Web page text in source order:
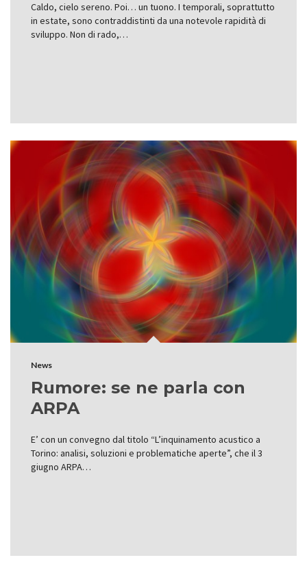
Caldo, cielo sereno. Poi… un tuono. I temporali, soprattutto
in estate, sono contraddistinti da una notevole rapidità di
sviluppo. Non di rado,…
News
Rumore: se ne parla con
ARPA
E’ con un convegno dal titolo “L’inquinamento acustico a
Torino: analisi, soluzioni e problematiche aperte”, che il 3
giugno ARPA…